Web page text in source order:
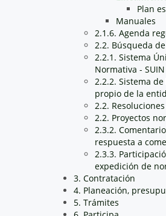
Plan
Manuales
2.1.6. Agenda
2.2. Búsqueda
2.2.1. Sistema
Normativa - SUIN
2.2.2. Sistema
propio de la
2.2. Resoluciones
2.2. Proyectos
2.3.2.
respuesta a
2.3.3.
expedición de
3. Contratación
4. Planeación,
5. Trámites